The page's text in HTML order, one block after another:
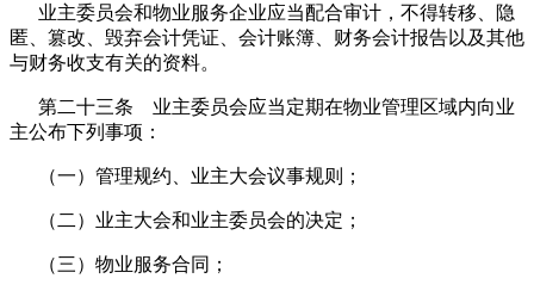
业主委员会和物业服务企业应当配合审计，不得转移、隐
匿、篡改、毁弃会计凭证、会计账簿、财务会计报告以及其他
与财务收支有关的资料。
第二十三条 业主委员会应当定期在物业管理区域内向业
主公布下列事项：
（一）管理规约、业主大会议事规则；
（二）业主大会和业主委员会的决定；
（三）物业服务合同；